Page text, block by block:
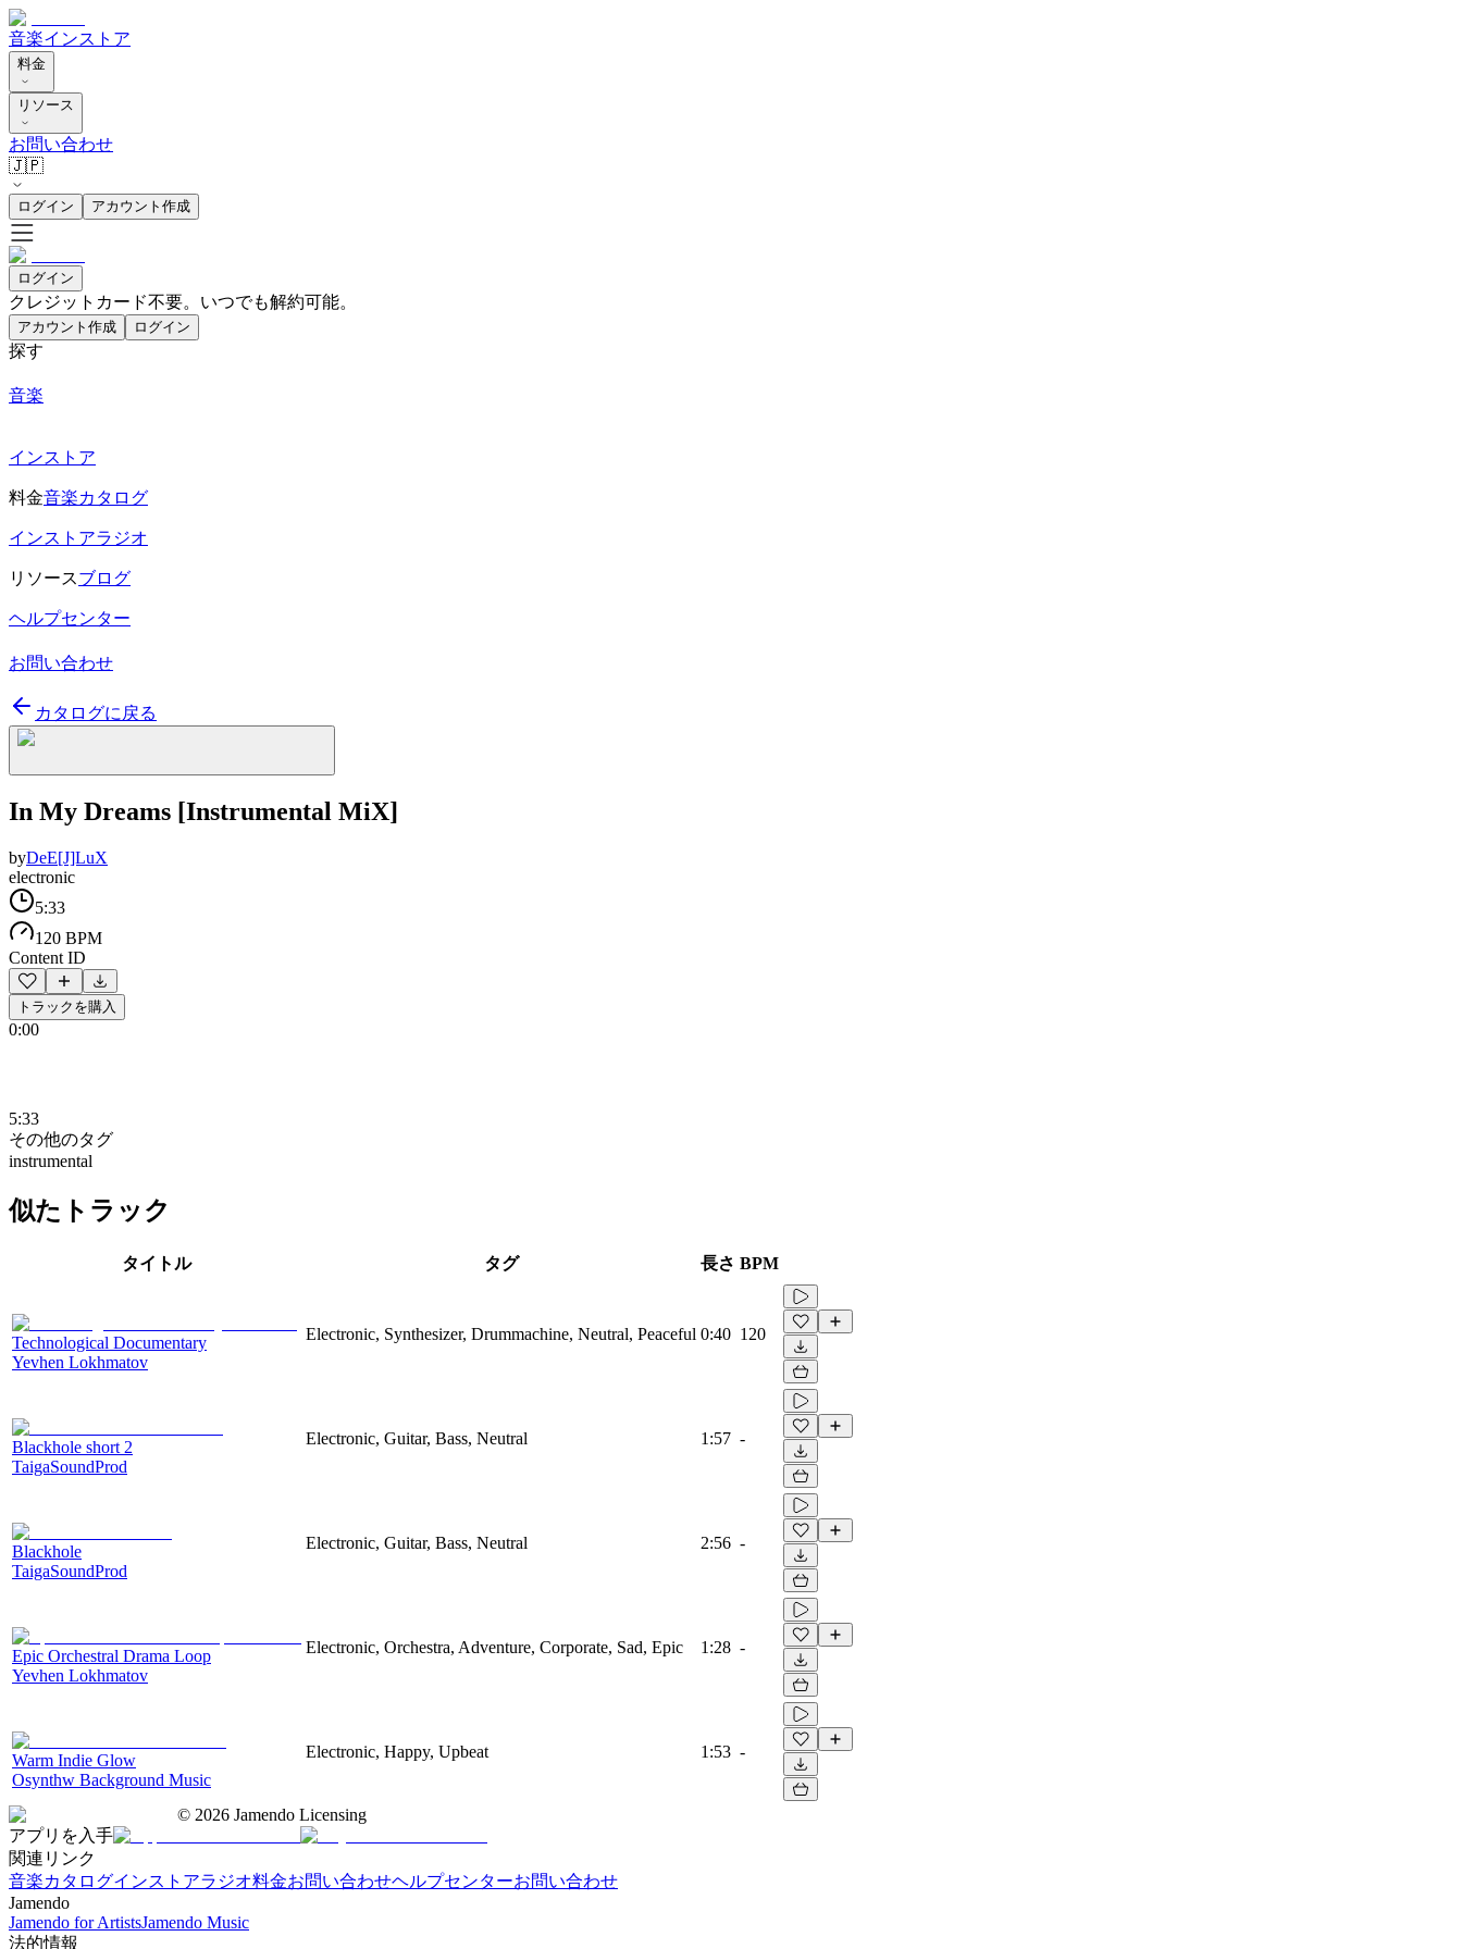
音楽インストア
料金
リソース
お問い合わせ
🇯🇵
ログイン アカウント作成
ログイン
クレジットカード不要。いつでも解約可能。
アカウント作成 ログイン
探す
音楽
インストア
料金音楽カタログ
インストアラジオ
リソースブログ
ヘルプセンター
お問い合わせ
カタログに戻る
In My Dreams [Instrumental MiX]
byDeE[J]LuX
electronic
5:33
120 BPM
Content ID
トラックを購入
0:00
5:33
その他のタグ
instrumental
似たトラック
タイトル タグ 長さ BPM
Technological Documentary
Yevhen Lokhmatov
Electronic, Synthesizer, Drummachine, Neutral, Peaceful 0:40 120
Blackhole short 2
TaigaSoundProd
Electronic, Guitar, Bass, Neutral 1:57 -
Blackhole
TaigaSoundProd
Electronic, Guitar, Bass, Neutral 2:56 -
Epic Orchestral Drama Loop
Yevhen Lokhmatov
Electronic, Orchestra, Adventure, Corporate, Sad, Epic 1:28 -
Warm Indie Glow
Osynthw Background Music
Electronic, Happy, Upbeat 1:53 -
© 2026 Jamendo Licensing
アプリを入手
関連リンク
音楽カタログインストアラジオ料金お問い合わせヘルプセンターお問い合わせ
Jamendo
Jamendo for ArtistsJamendo Music
法的情報